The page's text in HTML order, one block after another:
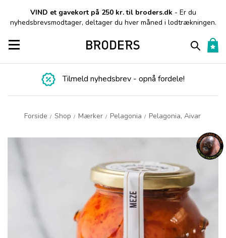
VIND et gavekort på 250 kr. til broders.dk - Er du
nyhedsbrevsmodtager, deltager du hver måned i lodtrækningen.
Toggle navigation
Tilmeld nyhedsbrev - opnå fordele!
Forside / Shop / Mærker / Pelagonia / Pelagonia, Aivar